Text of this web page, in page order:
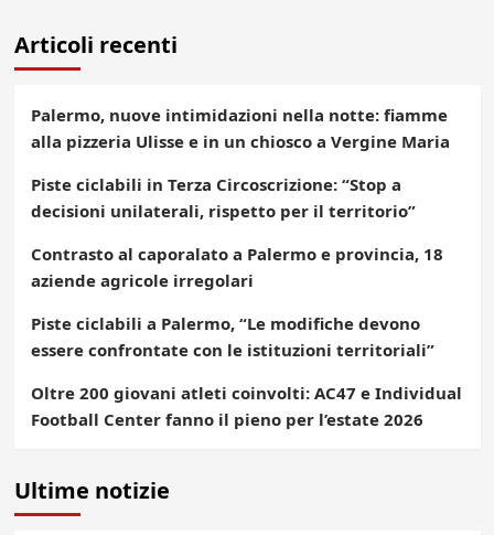
Articoli recenti
Palermo, nuove intimidazioni nella notte: fiamme
alla pizzeria Ulisse e in un chiosco a Vergine Maria
Piste ciclabili in Terza Circoscrizione: “Stop a
decisioni unilaterali, rispetto per il territorio”
Contrasto al caporalato a Palermo e provincia, 18
aziende agricole irregolari
Piste ciclabili a Palermo, “Le modifiche devono
essere confrontate con le istituzioni territoriali”
Oltre 200 giovani atleti coinvolti: AC47 e Individual
Football Center fanno il pieno per l’estate 2026
Ultime notizie